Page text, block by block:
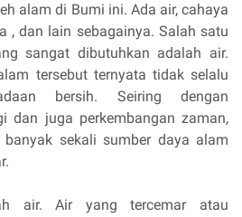
alam di Bumi ini. Ada air, cahaya
, dan lain sebagainya. Salah satu
sangat dibutuhkan adalah air.
tersebut ternyata tidak selalu
bersih. Seiring dengan
dan juga perkembangan zaman,
sekali sumber daya alam
air. Air yang tercemar atau